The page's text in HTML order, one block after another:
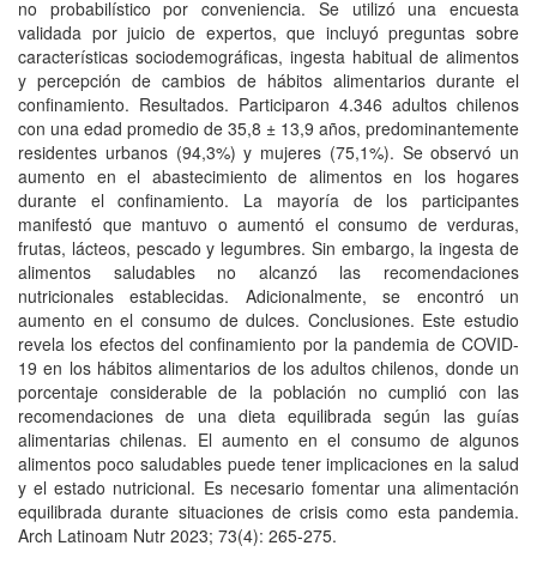
no probabilístico por conveniencia. Se utilizó una encuesta
validada por juicio de expertos, que incluyó preguntas sobre
características sociodemográficas, ingesta habitual de alimentos
y percepción de cambios de hábitos alimentarios durante el
confinamiento. Resultados. Participaron 4.346 adultos chilenos
con una edad promedio de 35,8 ± 13,9 años, predominantemente
residentes urbanos (94,3%) y mujeres (75,1%). Se observó un
aumento en el abastecimiento de alimentos en los hogares
durante el confinamiento. La mayoría de los participantes
manifestó que mantuvo o aumentó el consumo de verduras,
frutas, lácteos, pescado y legumbres. Sin embargo, la ingesta de
alimentos saludables no alcanzó las recomendaciones
nutricionales establecidas. Adicionalmente, se encontró un
aumento en el consumo de dulces. Conclusiones. Este estudio
revela los efectos del confinamiento por la pandemia de COVID-
19 en los hábitos alimentarios de los adultos chilenos, donde un
porcentaje considerable de la población no cumplió con las
recomendaciones de una dieta equilibrada según las guías
alimentarias chilenas. El aumento en el consumo de algunos
alimentos poco saludables puede tener implicaciones en la salud
y el estado nutricional. Es necesario fomentar una alimentación
equilibrada durante situaciones de crisis como esta pandemia.
Arch Latinoam Nutr 2023; 73(4): 265-275.